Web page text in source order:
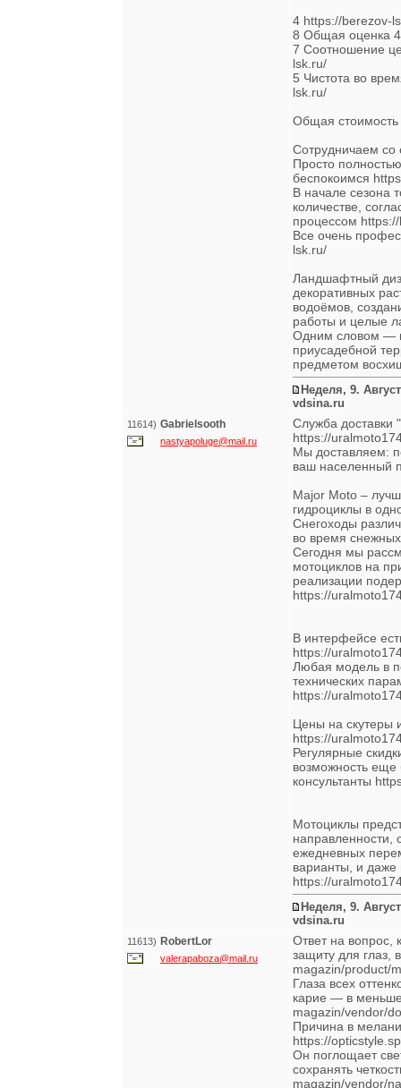
4 https://berezov-
8 Общая оценка
7 Соотношение
lsk.ru/
5 Чистота во
lsk.ru/
Общая
Сотрудничаем со
Просто
беспокоимся
В начале сезона
количестве,
процессом
Все очень
lsk.ru/
Ландшафтный
декоративных
водоёмов,
работы и целые
Одним словом —
приусадебной
предметом
Неделя, 9.
vdsina.ru
11614) Gabrielsooth
nastyapoluge@mail.ru
Служба доставки
https://
Мы доставляем:
ваш населенный
Major Moto –
гидроциклы в
Снегоходы
во время
Сегодня мы
мотоциклов на
реализации
https://
В интерфейсе
https://
Любая модель в
технических
https://
Цены на скутеры
https://
Регулярные
возможность еще
консультанты
Мотоциклы
направленности,
ежедневных
варианты, и даже
https://
Неделя, 9.
vdsina.ru
11613) RobertLor
valerapaboza@mail.ru
Ответ на вопрос,
защиту для глаз,
magazin/product/
Глаза всех
карие — в
magazin/vendor/
Причина в
https://
Он поглощает
сохранять
magazin/vendor/